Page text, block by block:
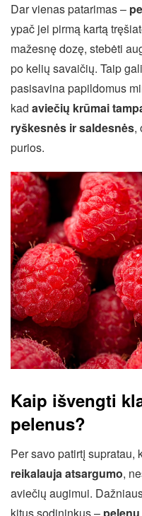
Dar vienas patarimas –
ypač jei pirmą kartą
mažesnę dozę, stebėti
po kelių savaičių. Taip
pasisavina papildomus
kad aviečių krūmai
ryškesnės ir saldesnės,
purios.
Kaip išvengti
pelenus?
Per savo patirtį supratau,
reikalauja atsargumo,
aviečių augimui.